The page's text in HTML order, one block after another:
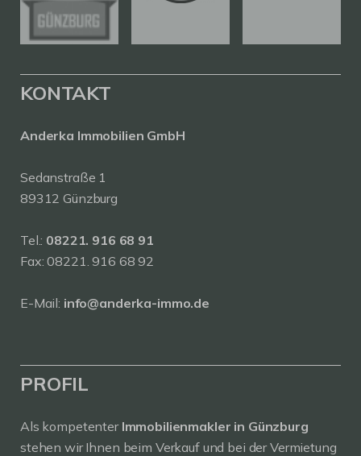
KONTAKT
Anderka Immobilien GmbH
Sedanstraße 1
89312 Günzburg
Tel.: 08221. 916 68 91
Fax: 08221. 916 68 92
E-Mail: info@anderka-immo.de
PROFIL
Als kompetenter Immobilienmakler in Günzburg
stehen wir Ihnen beim Verkauf und bei der Vermietung